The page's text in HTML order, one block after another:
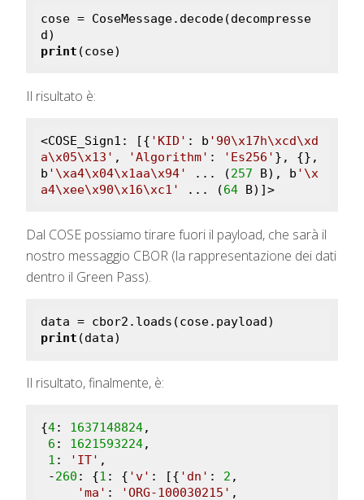
cose = CoseMessage.decode(decompresse
print (cose)
Il risultato è:
<COSE_Sign1: [{ 'KID' : b '90\x17h\xcd\xd
a\x05\x13' , 'Algorithm' : 'Es256' }, {},
b '\xa4\x04\x1aa\x94' ... (257 B), b '\x
a4\xee\x90\x16\xc1'
... (64 B)]>
Dal COSE possiamo tirare fuori il payload, che sarà il
nostro messaggio CBOR (la rappresentazione dei dati
dentro il Green Pass).
print (data)
Il risultato, finalmente, è:
{4: 1637148824,
6 : 1621593224,
1 : 'IT' ,
-260 : {1 : { 'v' : [{ 'dn' : 2 ,
'ma' : 'ORG-100030215' ,